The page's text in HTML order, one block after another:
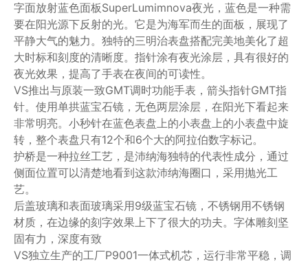
字面放射蓝色面板SuperLumimnova夜光，蓝色是一种需
要在阳光源下反射的光。它是为海军而生的面板，展现了
平静大气的魅力。独特的三明治表盘搭配完美地美化了超
大时标和刻度的清晰度。指针涂有夜光涂层，具有很好的
夜光效果，提高了手表在夜间的可读性。
VS推出与原装一致GMT调时功能手表，箭头指针GMT指
针。使用单拱蓝宝石镜，无色两层涂层，在阳光下看起来
非常明亮。小秒针在蓝色表盘上的小表盘上的小表盘中旋
转，整个表盘只有12个和6个大的阿拉伯数字标记。
护桥是一种拉丝工艺，是沛纳海独特的代表性成分，通过
侧面位置可以清楚地看到这款沛纳海圈口，采用抛光工
艺。
后盖玻璃和表面玻璃采用9级蓝宝石镜，不锈钢用不锈钢
材质，在边缘的刻字效果上下了很大的功夫。字体雕刻坚
固有力，深度有致
VS独立生产的工厂P9001一体式机芯，运行非常平稳，调